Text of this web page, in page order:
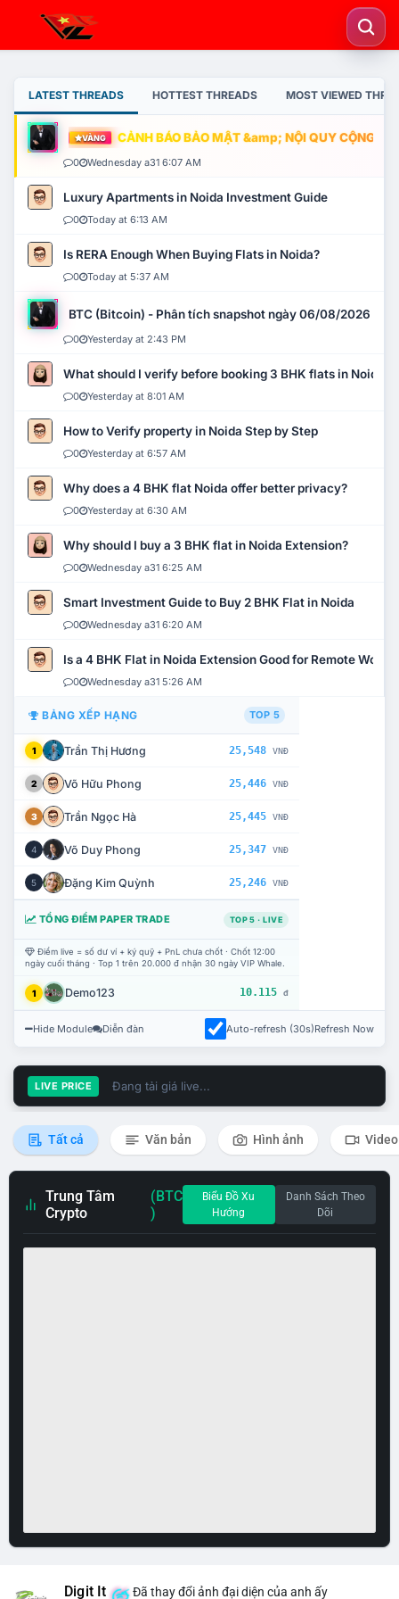
LATEST THREADS HOTTEST THREADS MOST VIEWED
VÀNG CẢNH BÁO BẢO MẬT &amp; NỘI QUY CỘNG
0 Wednesday a31 6:07 AM
Luxury Apartments in Noida Investment Guide
0 Today at 6:13 AM
Is RERA Enough When Buying Flats in Noida?
0 Today at 5:37 AM
BTC (Bitcoin) - Phân tích snapshot ngày 06/08/2026
0 Yesterday at 2:43 PM
What should I verify before booking 3 BHK flats in Noida?
0 Yesterday at 8:01 AM
How to Verify property in Noida Step by Step
0 Yesterday at 6:57 AM
Why does a 4 BHK flat Noida offer better privacy?
0 Yesterday at 6:30 AM
Why should I buy a 3 BHK flat in Noida Extension?
0 Wednesday a31 6:25 AM
Smart Investment Guide to Buy 2 BHK Flat in Noida
0 Wednesday a31 6:20 AM
Is a 4 BHK Flat in Noida Extension Good for Remote Work?
0 Wednesday a31 5:26 AM
BẢNG XẾP HẠNG TOP 5
1 Trần Thị Hương 25,548 VNĐ
2 Võ Hữu Phong 25,446 VNĐ
3 Trần Ngọc Hà 25,445 VNĐ
4 Võ Duy Phong 25,347 VNĐ
5 Đặng Kim Quỳnh 25,246 VNĐ
TỔNG ĐIỂM PAPER TRADE TOP 5 · LIVE
Điểm live = số dư ví + ký quỹ + PnL chưa chốt · Chốt 12:00
ngày cuối tháng · Top 1 trên 20.000 đ nhận 30 ngày VIP Whale.
1 Demo123 10.115 đ
Hide Module Diễn đàn Auto-refresh (30s)Refresh Now
LIVE PRICE Đang tải giá live...
Tất cả Văn bản Hình ảnh Video
Trung Tâm
Crypto
(BTC
)
Biểu Đồ Xu
Hướng
Danh Sách Theo
Dõi
Digit It Đã thay đổi ảnh đại diện của anh ấy